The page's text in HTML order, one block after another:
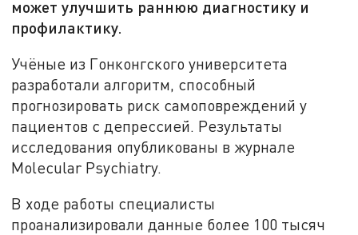
может улучшить раннюю диагностику и
профилактику.
Учёные из Гонконгского университета
разработали алгоритм, способный
прогнозировать риск самоповреждений у
пациентов с депрессией. Результаты
исследования опубликованы в журнале
Molecular Psychiatry.
В ходе работы специалисты
проанализировали данные более 100 тысяч